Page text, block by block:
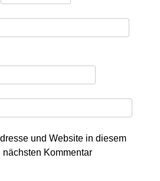
und Website in diesem
nächsten Kommentar